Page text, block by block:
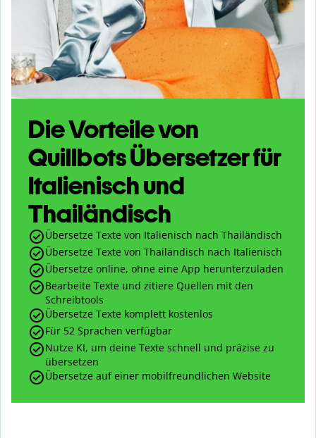
Die Vorteile von
Quillbots Übersetzer für
Italienisch und
Thailändisch
Übersetze Texte von Italienisch nach Thailändisch
Übersetze Texte von Thailändisch nach Italienisch
Übersetze online, ohne eine App herunterzuladen
Bearbeite Texte und zitiere Quellen mit den
Schreibtools
Übersetze Texte komplett kostenlos
Für 52 Sprachen verfügbar
Nutze KI, um deine Texte schnell und präzise zu
übersetzen
Übersetze auf einer mobilfreundlichen Website